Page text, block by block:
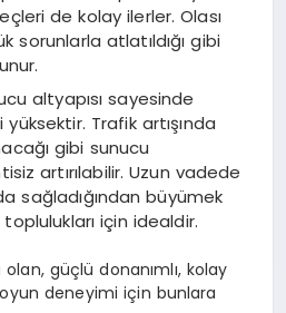
de kolay ilerler. Olası
sorunlarla atlatıldığı gibi
altyapısı sayesinde
Trafik artışında
gibi sunucu
artırılabilir. Uzun vadede
sağladığından büyümek
için idealdir.
güçlü donanımlı, kolay
deneyimi için bunlara